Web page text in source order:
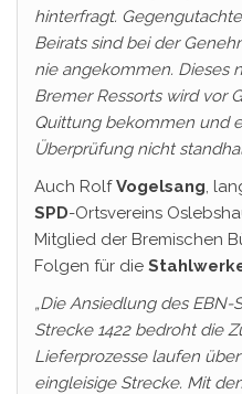
hinterfragt.
Beirats sind bei der
nie angekommen. Dieses
Bremer Ressorts wird vor
Quittung bekommen und
Überprüfung nicht
Auch RolfVogelsang,
SPD-Ortsvereins
Mitglied der Bremischen
Folgen für die
„Die Ansiedlung des EBN-
Strecke 1422 bedroht die
Lieferprozesse laufen
eingleisige Strecke. Mit